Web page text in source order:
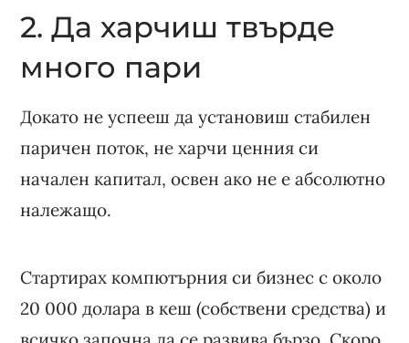
2. Да харчиш твърде
много пари
Докато не успееш да установиш стабилен
паричен поток, не харчи ценния си
начален капитал, освен ако не е абсолютно
належащо.
Стартирах компютърния си бизнес с около
20 000 долара в кеш (собствени средства) и